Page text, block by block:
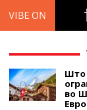
VIBE ON
Што
во